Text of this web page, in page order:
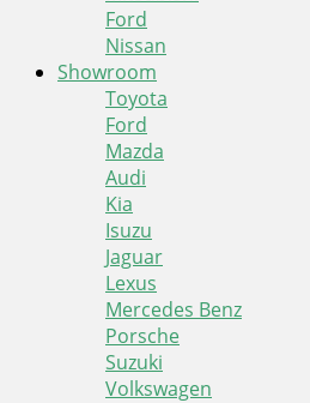
Ford
Nissan
Showroom
Toyota
Ford
Mazda
Audi
Kia
Isuzu
Jaguar
Lexus
Mercedes Benz
Porsche
Suzuki
Volkswagen